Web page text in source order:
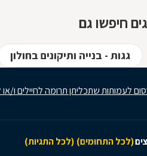
סורגים מגולוונים? כיצד ניתן
הסורגים? כל הטיפים
לפניכם
חיפשו גם
גגות - בנייה ותיקונים בחולון
לעמותות שתכליתן תרומה לחיילים ו/
(לכל התחומים) (לכל התגיות)